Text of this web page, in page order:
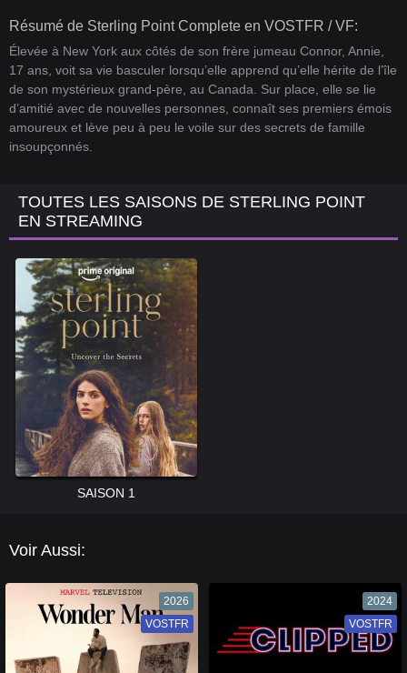
Résumé de Sterling Point Complete en VOSTFR / VF:
Élevée à New York aux côtés de son frère jumeau Connor, Annie,
17 ans, voit sa vie basculer lorsqu’elle apprend qu’elle hérite de l’île
de son mystérieux grand-père, au Canada. Sur place, elle se lie
d’amitié avec de nouvelles personnes, connaît ses premiers émois
amoureux et lève peu à peu le voile sur des secrets de famille
insoupçonnés.
TOUTES LES SAISONS DE STERLING POINT
EN STREAMING
SAISON 1
Voir Aussi:
2026
VF
VOSTFR
2024
VF
VOSTFR